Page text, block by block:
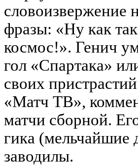
словоизвержение
фразы: «Ну как
космос!». Генич
гол «Спартака»
своих
«Матч ТВ»,
матчи сборной.
гика (мельчайшие
заводилы.